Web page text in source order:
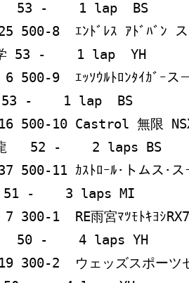
53 -    1 lap  BS
学 53 -    1 lap  YH
-53 -    1 lap  BS
500-10 Castrol 無限
龍   52 -    2 laps BS
500-11 ｶｽﾄﾛｰﾙ･トムス･
-    3 laps MI
300-1  RE雨宮ﾏﾂﾓﾄｷﾖｼ
50 -    4 laps YH
300-2  ウェッズスポーツ